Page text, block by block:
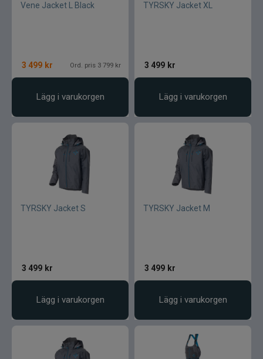
Vene Jacket L Black
3 499 kr Ord. pris 3 799 kr
Lägg i varukorgen
TYRSKY Jacket XL
3 499 kr
Lägg i varukorgen
TYRSKY Jacket S
3 499 kr
Lägg i varukorgen
TYRSKY Jacket M
3 499 kr
Lägg i varukorgen